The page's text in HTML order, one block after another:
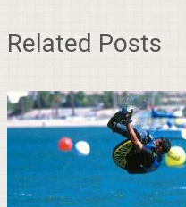
Related Posts